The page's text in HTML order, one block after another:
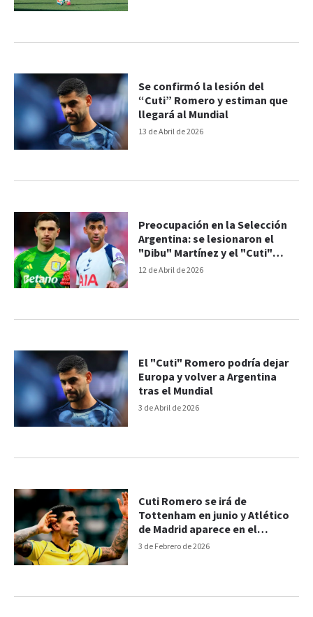
13 de Abril de 2026
Se confirmó la lesión del
“Cuti” Romero y estiman que
llegará al Mundial
12 de Abril de 2026
Preocupación en la Selección
Argentina: se lesionaron el
"Dibu" Martínez y el "Cuti"
Romero
3 de Abril de 2026
El "Cuti" Romero podría dejar
Europa y volver a Argentina
tras el Mundial
3 de Febrero de 2026
Cuti Romero se irá de
Tottenham en junio y Atlético
de Madrid aparece en el
horizonte